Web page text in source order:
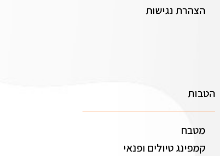
הצהרת נגישות
הטבות
מטבח
קמפינג טיולים ופנאי